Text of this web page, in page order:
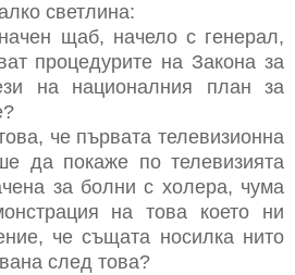
светлина:
щаб, начело с генерал,
процедурите на Закона за
на националния план за
че първата телевизионна
да покаже по телевизията
за болни с холера, чума
на това което ни
че същата носилка нито
след това?